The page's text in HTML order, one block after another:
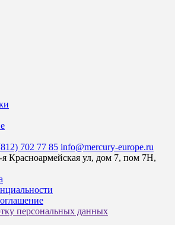
702 77 85 info@mercury-europe.ru
я Красноармейская ул, дом 7, пом 7Н,
персональных данных